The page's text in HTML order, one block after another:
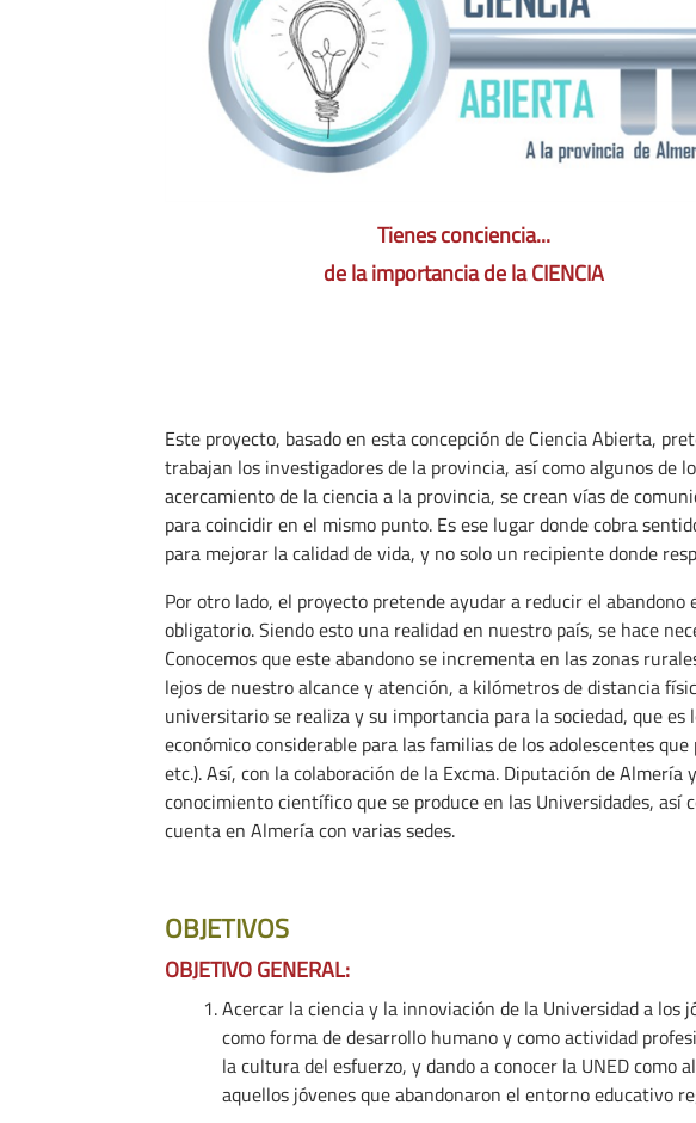
Tienes conciencia...
de la importancia de la CIENCIA
Este proyecto, basado en esta concepción de Ciencia Abierta,
trabajan los investigadores de la provincia, así como algunos de
acercamiento de la ciencia a la provincia, se crean vías de
para coincidir en el mismo punto. Es ese lugar donde cobra
para mejorar la calidad de vida, y no solo un recipiente donde
Por otro lado, el proyecto pretende ayudar a reducir el
obligatorio. Siendo esto una realidad en nuestro país, se hace
Conocemos que este abandono se incrementa en las zonas
lejos de nuestro alcance y atención, a kilómetros de distancia
universitario se realiza y su importancia para la sociedad, que
económico considerable para las familias de los adolescentes
etc.). Así, con la colaboración de la Excma. Diputación de
conocimiento científico que se produce en las Universidades,
cuenta en Almería con varias sedes.
OBJETIVOS
OBJETIVO GENERAL:
Acercar la ciencia y la innoviación de la Universidad a
como forma de desarrollo humano y como actividad
la cultura del esfuerzo, y dando a conocer la UNED
aquellos jóvenes que abandonaron el entorno educativo